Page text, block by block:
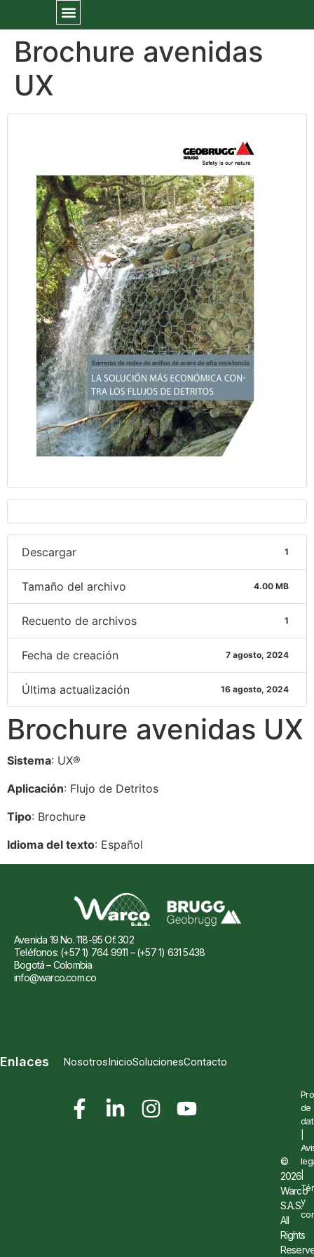
Brochure avenidas
UX
Descargar 1
Tamaño del archivo 4.00 MB
Recuento de archivos 1
Fecha de creación 7 agosto, 2024
Última actualización 16 agosto, 2024
Brochure avenidas UX
Sistema: UX®
Aplicación: Flujo de Detritos
Tipo: Brochure
Idioma del texto: Español
Avenida 19 No. 118-95 Of. 302
Teléfonos: (+57 1) 764 9911 – (+57 1) 631 5438
Bogotá – Colombia
info@warco.com.co
Enlaces NosotrosInicioSolucionesContacto
©
2026
Warco
S.A.S.
All
Rights
de
|
y